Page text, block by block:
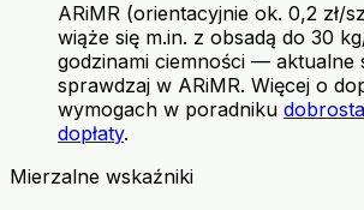
ARiMR (orientacyjnie ok. 0,2 zł/
wiąże się m.in. z obsadą do 30
godzinami ciemności — aktualne
sprawdzaj w ARiMR. Więcej o
wymogach w poradniku
dopłaty.
Mierzalne wskaźniki